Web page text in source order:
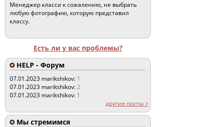
Менеджер класси к сожалению, не выбрать
любую фотографию, которую представил
классу.
Есть ли у вас проблемы?
HELP - Форум
07.01.2023 marikshikov: 1
07.01.2023 marikshikov:2
07.01.2023 marikshikov: 1
другие посты >
Мы стремимся